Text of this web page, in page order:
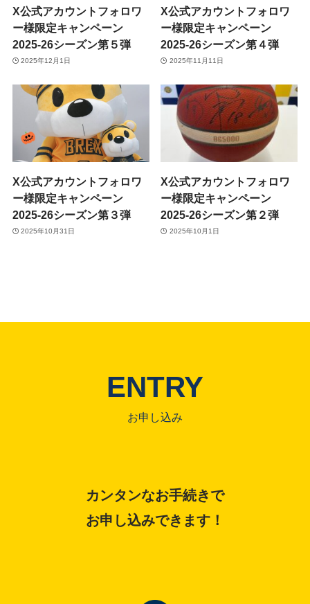
X公式アカウントフォロワ
ー様限定キャンペーン
2025-26シーズン第５弾
2025年12月1日
X公式アカウントフォロワ
ー様限定キャンペーン
2025-26シーズン第４弾
2025年11月11日
X公式アカウントフォロワ
ー様限定キャンペーン
2025-26シーズン第３弾
2025年10月31日
X公式アカウントフォロワ
ー様限定キャンペーン
2025-26シーズン第２弾
2025年10月1日
ENTRY
お申し込み
カンタンなお手続きで
お申し込みできます！